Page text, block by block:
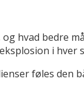
hvad bedre
i
føles den